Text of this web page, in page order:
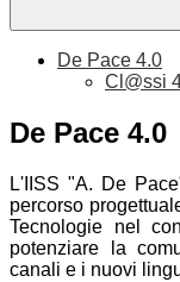
De Pace 4.0
Cl@ssi
De Pace 4.0
L'IISS "A. De
percorso
Tecnologie nel
potenziare la
canali e i nuovi